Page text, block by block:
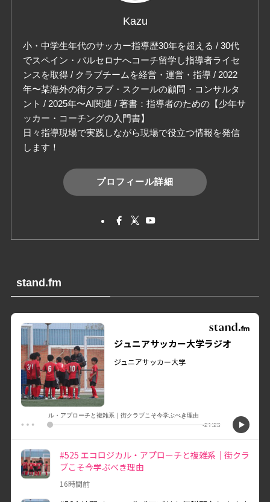
Kazu
小・中学生年代のサッカー指導歴30年を超える / 30代
でスペイン・バルセロナへコーチ留学し指導者ライセ
ンスを取得 / クラブチームを経営・運営・指導 / 2022
年〜某海外の街クラブ・スクールの顧問・コンサルタ
ント / 2025年〜AI関連 / 著書：指導者のための【少年サ
ッカー・コーチングの入門書】
日々指導現場で実践しながら現場で役立つ情報を発信
します！
プロフィール詳細
stand.fm